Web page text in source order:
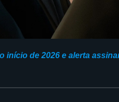
de 2026 e alerta